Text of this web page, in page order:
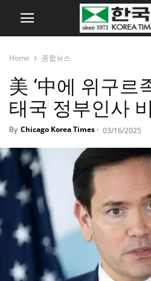
Home 종합뉴스
美 ‘中에 위구르
태국 정부인사
By Chicago Korea Times- 03/16/2025